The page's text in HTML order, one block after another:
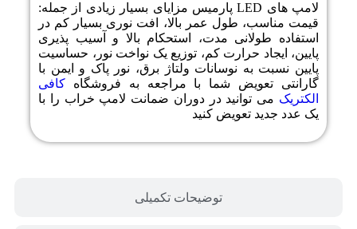
توضیحات تکمیلی
لامپ های LEDپارمیس مزایای بسیار زیادی از جمله:
قیمت مناسب، طول عمر بالا، افت نوری بسیار کم در
استفاده طولانی مدت، استحکام بالا و آسیب پذیری
پایین، ایجاد حرارت کم، توزیع یک نواخت نور، حساسیت
پایین نسبت به نوسانات ولتاژ برق، نور پاک و ایمن با
گارانتی تعویض شما با مراجعه به فروشگاه کافی
الکتریک می توانید در دوران ضمانت لامپ خراب را با
یک عدد جدید تعویض کنید